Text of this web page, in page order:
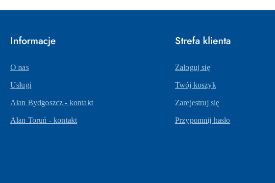
Informacje
O nas
Usługi
Alan Bydgoszcz - kontakt
Alan Toruń - kontakt
Strefa klienta
Zaloguj się
Twój koszyk
Zarejestruj się
Przypomnij hasło